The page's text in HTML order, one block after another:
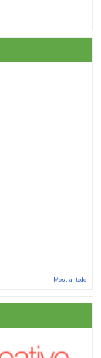
Mostrar todo